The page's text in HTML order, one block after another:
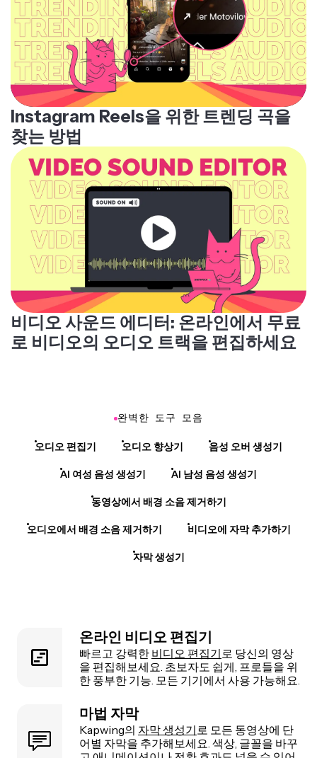
Instagram Reels을 위한 트렌딩 곡을
찾는 방법
비디오 사운드 에디터: 온라인에서 무료
로 비디오의 오디오 트랙을 편집하세요
완벽한 도구 모음
오디오 편집기 오디오 향상기 음성 오버 생성기
AI 여성 음성 생성기 AI 남성 음성 생성기
동영상에서 배경 소음 제거하기
오디오에서 배경 소음 제거하기 비디오에 자막 추가하기
자막 생성기
온라인 비디오 편집기
빠르고 강력한 비디오 편집기로 당신의 영상
을 편집해보세요. 초보자도 쉽게, 프로들을 위
한 풍부한 기능. 모든 기기에서 사용 가능해요.
마법 자막
Kapwing의 자막 생성기로 모든 동영상에 단
어별 자막을 추가해보세요. 색상, 글꼴을 바꾸